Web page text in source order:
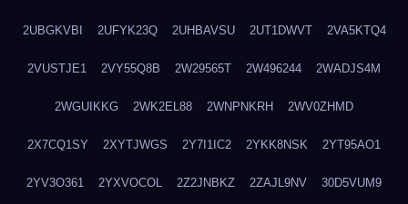
2UBGKVBI 2UFYK23Q 2UHBAVSU 2UT1DWVT 2VA5KTQ4
2VUSTJE1 2VY55Q8B 2W29565T 2W496244 2WADJS4M
2WGUIKKG 2WK2EL88 2WNPNKRH 2WV0ZHMD
2X7CQ1SY 2XYTJWGS 2Y7I1IC2 2YKK8NSK 2YT95AO1
2YV3O361 2YXVOCOL 2Z2JNBKZ 2ZAJL9NV 30D5VUM9